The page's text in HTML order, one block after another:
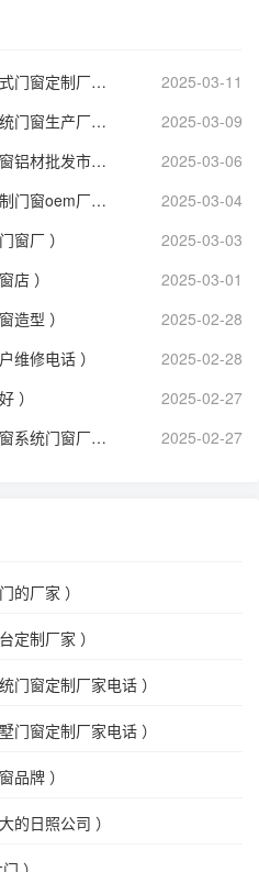
银川中式门窗定制厂家（银川中式门窗定制厂家有哪些 ）
2025-03-11
南通门窗图纸定制厂家（南通系统门窗生产厂家 ）
2025-03-09
昆明铝材厂家定制门窗（昆明门窗铝材批发市场在哪里 ）
2025-03-06
西藏定制门窗oem厂家（西藏定制门窗oem厂家地址 ）
2025-03-04
窗厂 ）
2025-03-03
店 ）
2025-03-01
造型 ）
2025-02-28
维修电话 ）
2025-02-28
）
2025-02-27
江苏钢制门窗定制厂家（江苏门窗系统门窗厂家 ）
2025-02-27
的厂家 ）
定制厂家 ）
门窗定制厂家电话 ）
门窗定制厂家电话 ）
品牌 ）
的日照公司 ）